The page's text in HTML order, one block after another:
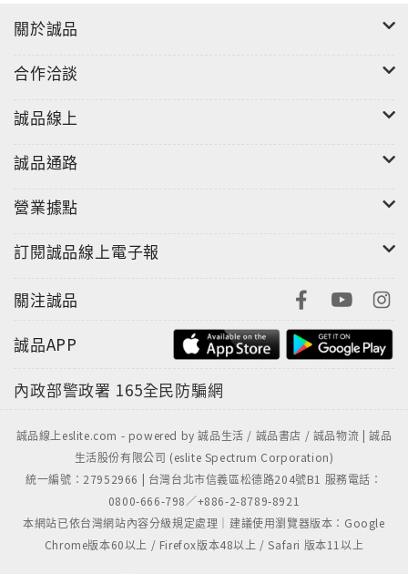
關於誠品
合作洽談
誠品線上
誠品通路
營業據點
訂閱誠品線上電子報
關注誠品
誠品APP
內政部警政署 165全民防騙網
誠品線上eslite.com - powered by 誠品生活 / 誠品書店 / 誠品物流 | 誠品
生活股份有限公司 (eslite Spectrum Corporation)
統一編號：27952966 | 台灣台北市信義區松德路204號B1 服務電話：
0800-666-798／+886-2-8789-8921
本網站已依台灣網站內容分級規定處理｜建議使用瀏覽器版本：Google
Chrome版本60以上 / Firefox版本48以上 / Safari 版本11以上